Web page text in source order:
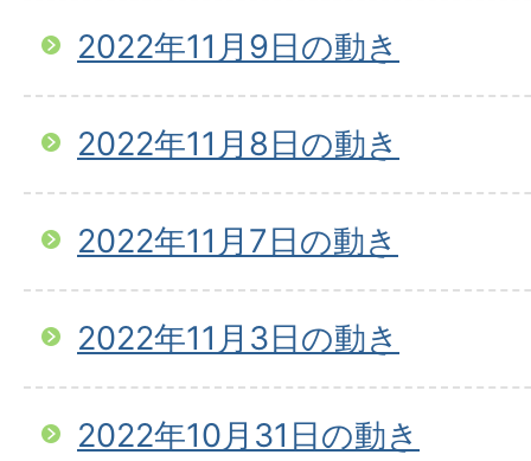
2022年11月9日の動き
2022年11月8日の動き
2022年11月7日の動き
2022年11月3日の動き
2022年10月31日の動き